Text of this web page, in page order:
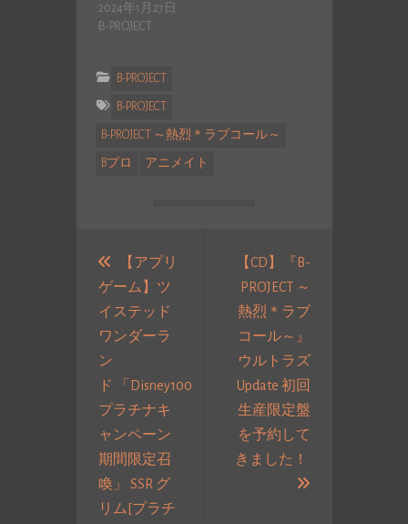
2024年1月27日
B-PROJECT
B-PROJECT
B-PROJECT
B-PROJECT ～熱烈＊ラブコール～
Bプロ アニメイト
【アプリ
ゲーム】ツ
イステッド
ワンダーラ
ン
ド 「Disney100
プラチナキ
ャンペーン
期間限定召
喚」 SSR グ
リム[プラチ
【CD】『B-
PROJECT ～
熱烈＊ラブ
コール～』
ウルトラズ
Update 初回
生産限定盤
を予約して
きました！
次